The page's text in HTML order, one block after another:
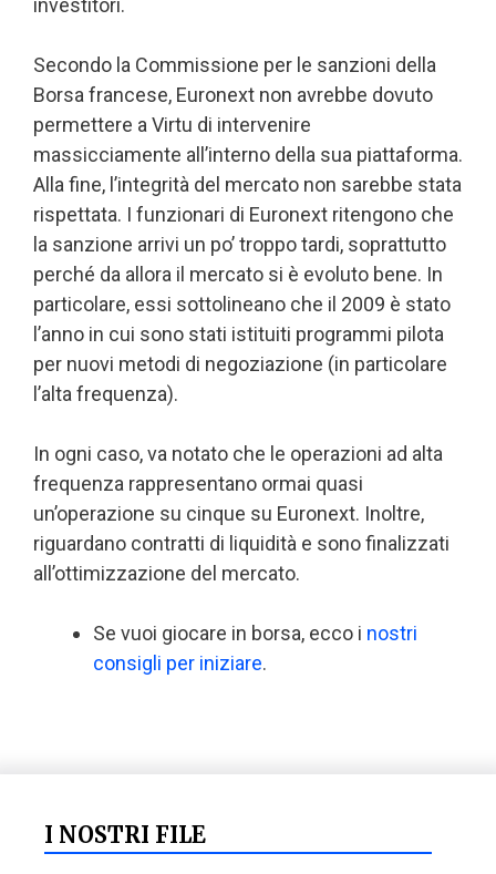
investitori.
Secondo la Commissione per le sanzioni della
Borsa francese, Euronext non avrebbe dovuto
permettere a Virtu di intervenire
massicciamente all’interno della sua piattaforma.
Alla fine, l’integrità del mercato non sarebbe stata
rispettata. I funzionari di Euronext ritengono che
la sanzione arrivi un po’ troppo tardi, soprattutto
perché da allora il mercato si è evoluto bene. In
particolare, essi sottolineano che il 2009 è stato
l’anno in cui sono stati istituiti programmi pilota
per nuovi metodi di negoziazione (in particolare
l’alta frequenza).
In ogni caso, va notato che le operazioni ad alta
frequenza rappresentano ormai quasi
un’operazione su cinque su Euronext. Inoltre,
riguardano contratti di liquidità e sono finalizzati
all’ottimizzazione del mercato.
Se vuoi giocare in borsa, ecco i nostri
consigli per iniziare.
I NOSTRI FILE